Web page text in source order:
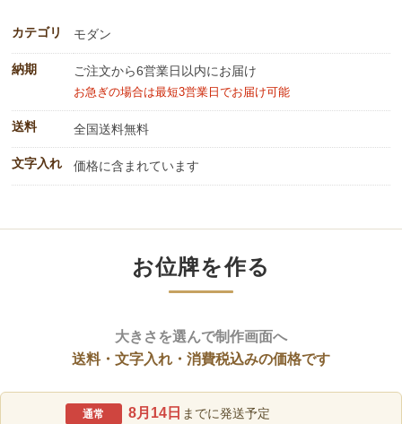
カテゴリ モダン
納期 ご注文から6営業日以内にお届け
お急ぎの場合は最短3営業日でお届け可能
送料 全国送料無料
文字入れ 価格に含まれています
お位牌を作る
大きさを選んで制作画面へ
送料・文字入れ・消費税込みの価格です
通常 8月14日 までに発送予定